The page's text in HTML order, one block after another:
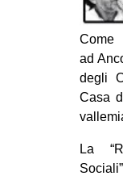
Come
ad
degli
Casa
La